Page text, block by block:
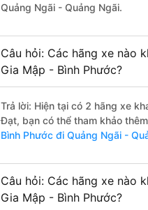
Quảng Ngãi - Quảng Ngãi.
Câu hỏi: Các hãng xe nào
Gia Mập - Bình Phước?
Trả lời: Hiện tại có 2 hãng xe
Đạt, bạn có thể tham khảo
Bình Phước đi Quảng Ngãi -
Câu hỏi: Các hãng xe nào
Gia Mập - Bình Phước?